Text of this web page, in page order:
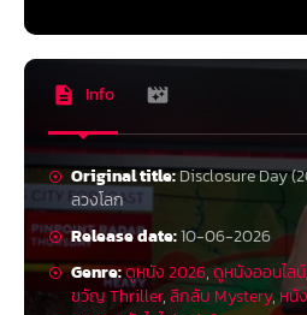
Info
Original title:Disclosure Day
ลวงโลก
Release date:10-06-2026
Genre:ดูหนัง 2026,ดูหนังออนไลน์
ขวัญ Thriller,ลึกลับ Mystery,หนั